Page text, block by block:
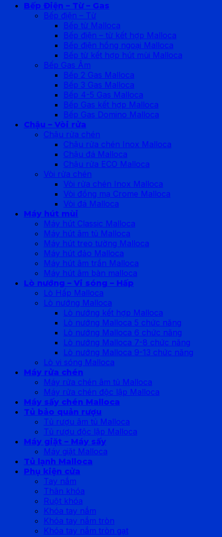
Bếp Điện – Từ – Gas
Bếp điện – Từ
Bếp từ Malloca
Bếp điện – từ kết hợp Malloca
Bếp điện hồng ngoại Malloca
Bếp từ kết hợp hút mùi Malloca
Bếp Gas Âm
Bếp 2 Gas Malloca
Bếp 3 Gas Malloca
Bếp 4-5 Gas Malloca
Bếp Gas kết hợp Malloca
Bếp Gas Domino Malloca
Chậu – Vòi rửa
Chậu rửa chén
Chậu rửa chén Inox Malloca
Chậu đá Malloca
Chậu rửa ECO Malloca
Vòi rửa chén
Vòi rửa chén Inox Malloca
Vòi đồng mạ Crome Malloca
Vòi đá Malloca
Máy hút mùi
Máy hút Classic Malloca
Máy hút âm tủ Malloca
Máy hút treo tường Malloca
Máy hút đảo Malloca
Máy hút âm trần Malloca
Máy hút âm bàn malloca
Lò nướng – Vi sóng – Hấp
Lò Hấp Malloca
Lò nướng Malloca
Lò nướng kết hợp Malloca
Lò nướng Malloca 5 chức năng
Lò nướng Malloca 6 chức năng
Lò nướng Malloca 7-8 chức năng
Lò nướng Malloca 9-13 chức năng
Lò vi sóng Malloca
Máy rửa chén
Máy rửa chén âm tủ Malloca
Máy rửa chén độc lập Malloca
Máy sấy chén Malloca
Tủ bảo quản rượu
Tủ rượu âm tủ Malloca
Tủ rượu độc lập Malloca
Máy giặt – Máy sấy
Máy giặt Malloca
Tủ lạnh Malloca
Phụ kiện cửa
Tay nắm
Thân khóa
Ruột khóa
Khóa tay nắm
Khóa tay nắm tròn
Khóa tay nắm tròn gạt